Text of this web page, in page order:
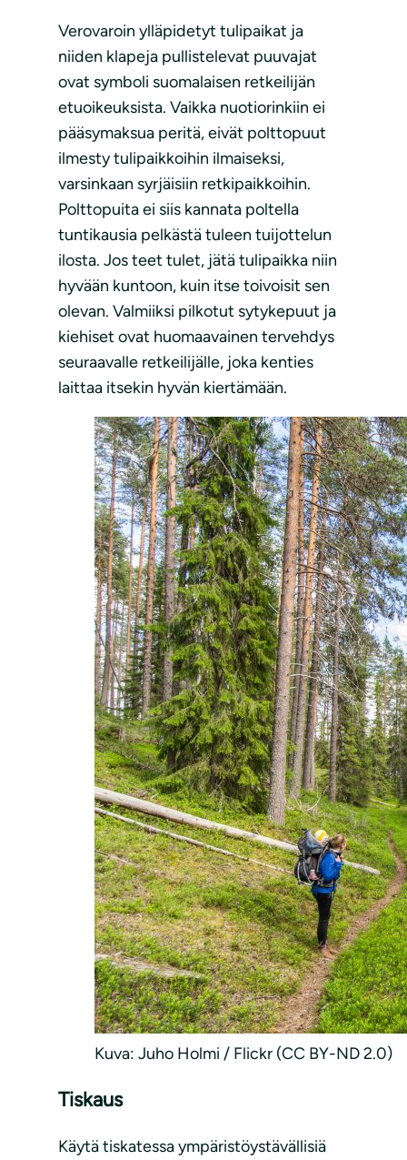
Verovaroin ylläpidetyt tulipaikat ja
niiden klapeja pullistelevat puuvajat
ovat symboli suomalaisen retkeilijän
etuoikeuksista. Vaikka nuotiorinkiin ei
pääsymaksua peritä, eivät polttopuut
ilmesty tulipaikkoihin ilmaiseksi,
varsinkaan syrjäisiin retkipaikkoihin.
Polttopuita ei siis kannata poltella
tuntikausia pelkästä tuleen tuijottelun
ilosta. Jos teet tulet, jätä tulipaikka niin
hyvään kuntoon, kuin itse toivoisit sen
olevan. Valmiiksi pilkotut sytykepuut ja
kiehiset ovat huomaavainen tervehdys
seuraavalle retkeilijälle, joka kenties
laittaa itsekin hyvän kiertämään.
Kuva: Juho Holmi / Flickr (CC BY-ND 2.0)
Tiskaus
Käytä tiskatessa ympäristöystävällisiä